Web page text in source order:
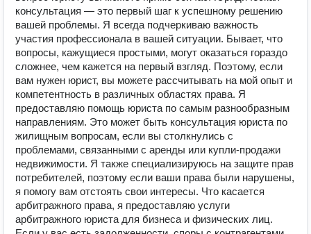
консультация — это первый шаг к успешному решению
вашей проблемы. Я всегда подчеркиваю важность
участия профессионала в вашей ситуации. Бывает, что
вопросы, кажущиеся простыми, могут оказаться гораздо
сложнее, чем кажется на первый взгляд. Поэтому, если
вам нужен юрист, вы можете рассчитывать на мой опыт и
компетентность в различных областях права. Я
предоставляю помощь юриста по самым разнообразным
направлениям. Это может быть консультация юриста по
жилищным вопросам, если вы столкнулись с
проблемами, связанными с аренды или купли-продажи
недвижимости. Я также специализируюсь на защите прав
потребителей, поэтому если ваши права были нарушены,
я помогу вам отстоять свои интересы. Что касается
арбитражного права, я предоставляю услуги
арбитражного юриста для бизнеса и физических лиц.